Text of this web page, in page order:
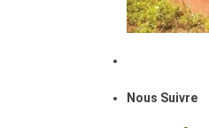
Nous Suivre